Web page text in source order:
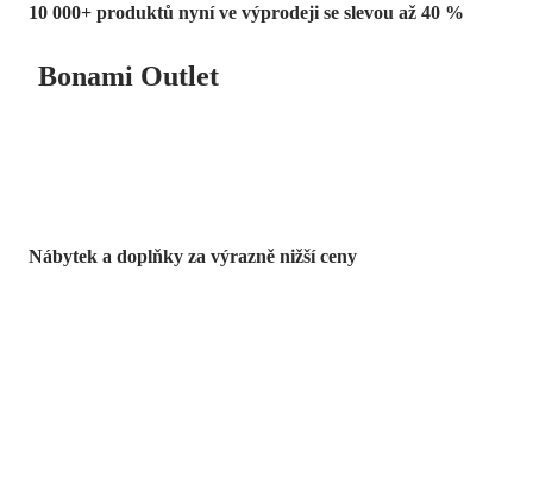
10 000+ produktů nyní ve výprodeji se slevou až 40 %
Bonami Outlet
Nábytek a doplňky za výrazně nižší ceny